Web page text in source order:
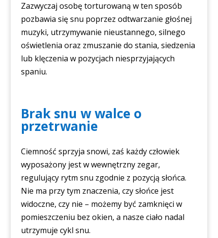
Zazwyczaj osobę torturowaną w ten sposób
pozbawia się snu poprzez odtwarzanie głośnej
muzyki, utrzymywanie nieustannego, silnego
oświetlenia oraz zmuszanie do stania, siedzenia
lub klęczenia w pozycjach niesprzyjających
spaniu.
Brak snu w walce o
przetrwanie
Ciemność sprzyja snowi, zaś każdy człowiek
wyposażony jest w wewnętrzny zegar,
regulujący rytm snu zgodnie z pozycją słońca.
Nie ma przy tym znaczenia, czy słońce jest
widoczne, czy nie – możemy być zamknięci w
pomieszczeniu bez okien, a nasze ciało nadal
utrzymuje cykl snu.